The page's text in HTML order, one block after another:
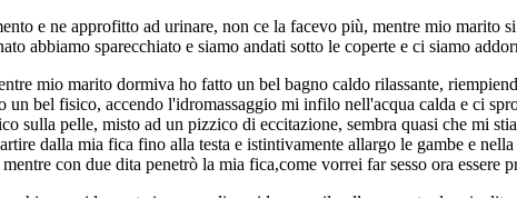
e ne approfitto ad urinare, non ce la facevo più, mentre mio marito
abbiamo sparecchiato e siamo andati sotto le coperte e ci siamo
mio marito dormiva ho fatto un bel bagno caldo rilassante,
bel fisico, accendo l'idromassaggio mi infilo nell'acqua calda e ci
pelle, misto ad un pizzico di eccitazione, sembra quasi che mi
dalla mia fica fino alla testa e istintivamente allargo le gambe e
con due dita penetrò la mia fica,come vorrei far sesso ora essere